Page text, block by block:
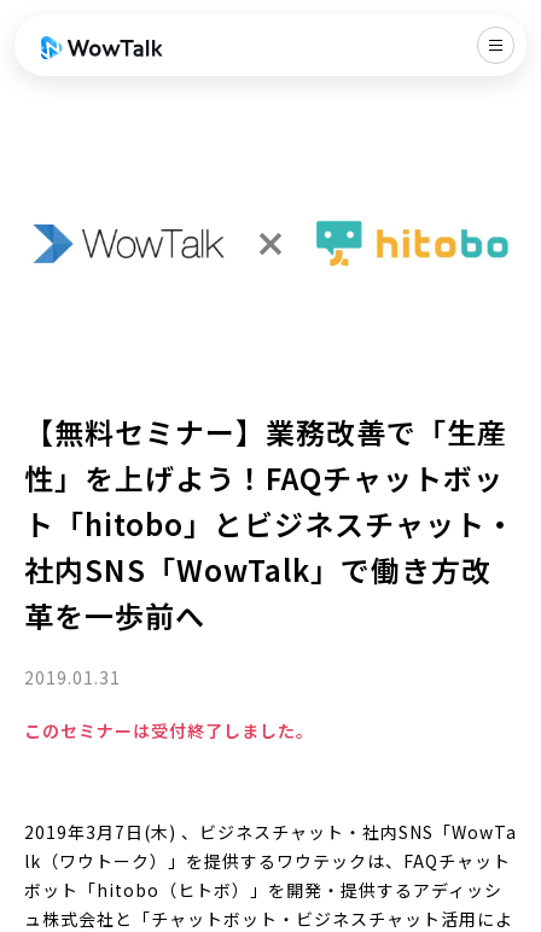
【無料セミナー】業務改善で「生産
性」を上げよう！FAQチャットボッ
ト「hitobo」とビジネスチャット・
社内SNS「WowTalk」で働き方改
革を一歩前へ
2019.01.31
このセミナーは受付終了しました。
2019年3月7日(木) 、ビジネスチャット・社内SNS「WowTa
lk（ワウトーク）」を提供するワウテックは、FAQチャット
ボット「hitobo（ヒトボ）」を開発・提供するアディッシ
ュ株式会社と「チャットボット・ビジネスチャット活用によ